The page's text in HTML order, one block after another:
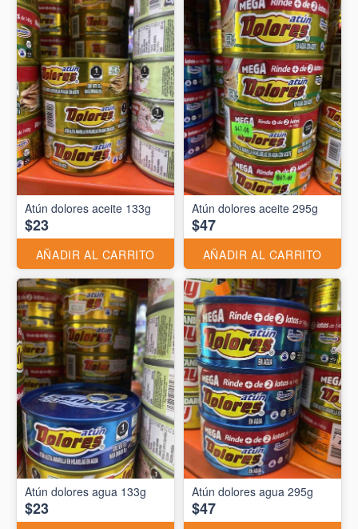
Atún dolores aceite 133g
$23
AÑADIR AL CARRITO
Atún dolores aceite 295g
$47
AÑADIR AL CARRITO
Atún dolores agua 133g
$23
Atún dolores agua 295g
$47